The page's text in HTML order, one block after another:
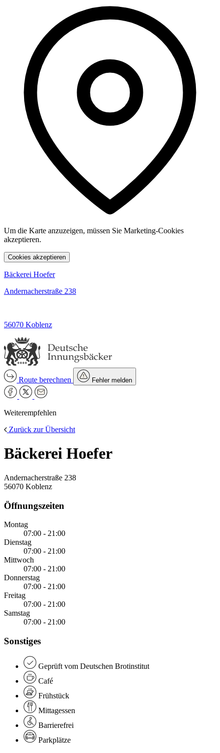
Um die Karte anzuzeigen, müssen Sie Marketing-Cookies
akzeptieren.
Cookies akzeptieren
Bäckerei Hoefer
Andernacherstraße 238
56070 Koblenz
Route berechnen Fehler melden
Weiterempfehlen
Zurück zur Übersicht
Bäckerei Hoefer
Andernacherstraße 238
56070 Koblenz
Öffnungszeiten
Montag
07:00 - 21:00
Dienstag
07:00 - 21:00
Mittwoch
07:00 - 21:00
Donnerstag
07:00 - 21:00
Freitag
07:00 - 21:00
Samstag
07:00 - 21:00
Sonstiges
Geprüft vom Deutschen Brotinstitut
Café
Frühstück
Mittagessen
Barrierefrei
Parkplätze